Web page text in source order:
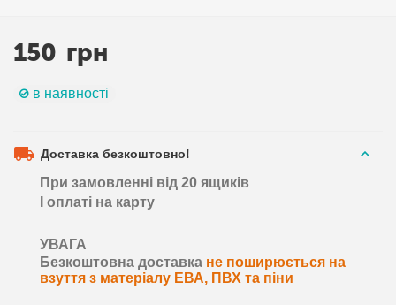
150 грн
в наявності
Доставка безкоштовно!
При замовленні від 20 ящиків
І оплаті на карту
УВАГА
Безкоштовна доставка не поширюється на
взуття з матеріалу ЕВА, ПВХ та піни